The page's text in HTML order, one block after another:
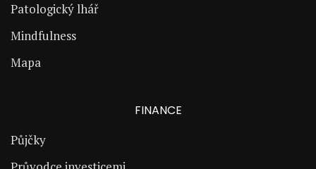
Patologický lhář
Mindfulness
Mapa
FINANCE
Půjčky